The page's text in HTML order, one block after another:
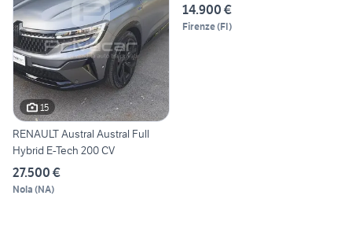
15
RENAULT Austral Austral Full
Hybrid E-Tech 200 CV
27.500 €
Nola (NA)
14.900 €
Firenze(FI)